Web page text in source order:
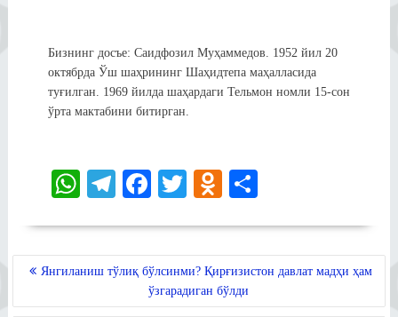
Бизнинг досъе: Саидфозил Муҳаммедов. 1952 йил 20
октябрда Ўш шаҳрининг Шаҳидтепа маҳалласида
туғилган. 1969 йилда шаҳардаги Тельмон номли 15-сон
ўрта мактабини битирган.
W
ts
A
Te
gr
a
Fa
bo
ok
T
tte
r
O
ok
la
ss
S
re
POSTЯнгиланиш тўлиқ бўлсинми? Қирғизистон давлат мадҳи ҳам
ўзгарадиган бўлди